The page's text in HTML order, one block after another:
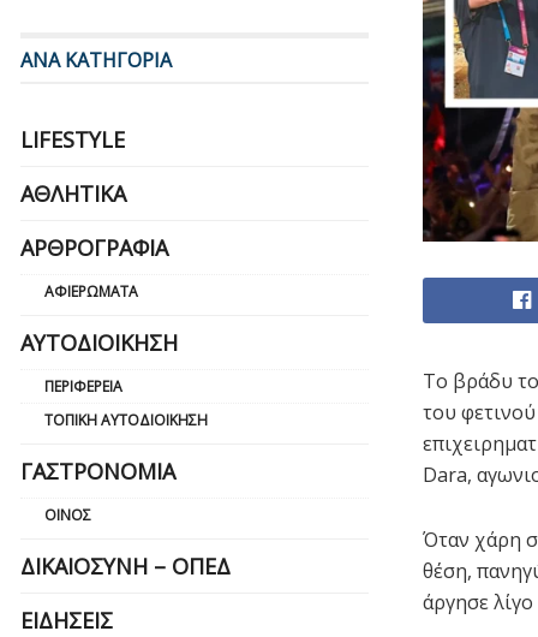
Το βράδυ
του
Dara,
Όταν χάρη
θέση,
άργησε λίγο
ΑΝΑ ΚΑΤΗΓΟΡΙΑ
LIFESTYLE
ΑΘΛΗΤΙΚΆ
ΑΡΘΡΟΓΡΑΦΊΑ
ΑΦΙΕΡΏΜΑΤΑ
ΑΥΤΟΔΙΟΊΚΗΣΗ
ΠΕΡΙΦΈΡΕΙΑ
ΤΟΠΙΚΉ ΑΥΤΟΔΙΟΊΚΗΣΗ
ΓΑΣΤΡΟΝΟΜΊΑ
ΟΊΝΟΣ
ΔΙΚΑΙΟΣΎΝΗ – ΟΠΕΔ
ΕΙΔΉΣΕΙΣ